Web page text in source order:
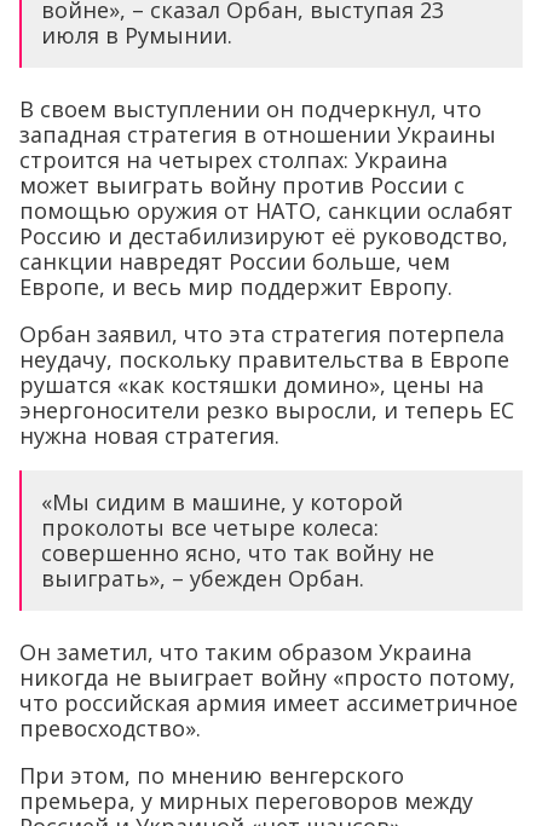
войне», – сказал Орбан, выступая 23
июля в Румынии.
В своем выступлении он подчеркнул, что
западная стратегия в отношении Украины
строится на четырех столпах: Украина
может выиграть войну против России с
помощью оружия от НАТО, санкции ослабят
Россию и дестабилизируют её руководство,
санкции навредят России больше, чем
Европе, и весь мир поддержит Европу.
Орбан заявил, что эта стратегия потерпела
неудачу, поскольку правительства в Европе
рушатся «как костяшки домино», цены на
энергоносители резко выросли, и теперь ЕС
нужна новая стратегия.
«Мы сидим в машине, у которой
проколоты все четыре колеса:
совершенно ясно, что так войну не
выиграть», – убежден Орбан.
Он заметил, что таким образом Украина
никогда не выиграет войну «просто потому,
что российская армия имеет ассиметричное
превосходство».
При этом, по мнению венгерского
премьера, у мирных переговоров между